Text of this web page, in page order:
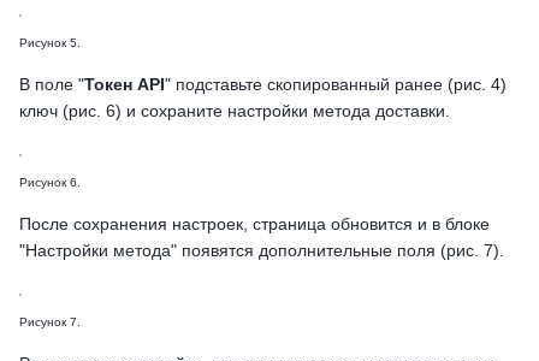
Рисунок 5.
В поле "Токен API" подставьте скопированный ранее (рис. 4)
ключ (рис. 6) и сохраните настройки метода доставки.
Рисунок 6.
После сохранения настроек, страница обновится и в блоке
"Настройки метода" появятся дополнительные поля (рис. 7).
Рисунок 7.